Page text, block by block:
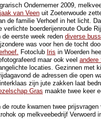
Ondernemer 2009,
van Veenuit Zoeterwoude
de familie Verhoef in het licht.
verlichte boerderijenroute Oude
de eerste week reden diverse
was voor hen de tocht
Fotoclub Iris in Woerden
maar ook veel andere
locaties. Gezinnen met
de adressen die open
zijn jute zakken laat
Gras maakte twee keer
de route kwamen twee
op melkveebedrijf Verwoerd